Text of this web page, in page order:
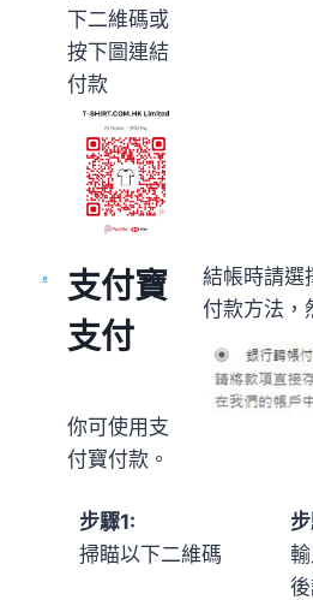
下二維碼或
按下圖連結
付款
支付寶
支付
你可使用支
付寶付款。
結帳時請選
付款方法，
步驟1:
掃瞄以下二維碼